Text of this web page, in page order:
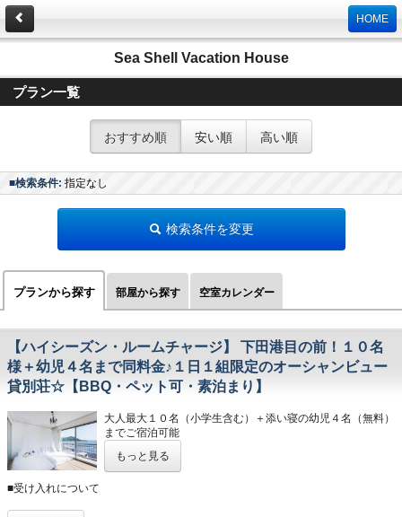
HOME
Sea Shell Vacation House
プラン一覧
おすすめ順 安い順 高い順
■検索条件: 指定なし
検索条件を変更
プランから探す 部屋から探す 空室カレンダー
【ハイシーズン・ルームチャージ】 下田港目の前！１０名
様＋幼児４名まで同料金♪１日１組限定のオーシャンビュー
貸別荘☆【BBQ・ペット可・素泊まり】
大人最大１０名（小学生含む）＋添い寝の幼児４名（無料）
までご宿泊可能
※ご宿泊料金は人数が多くなるほどお1人様当たりの単価が
もっと見る
■受け入れについて